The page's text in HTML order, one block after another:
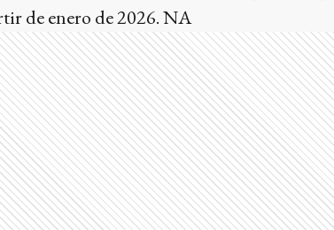
de enero de 2026. NA